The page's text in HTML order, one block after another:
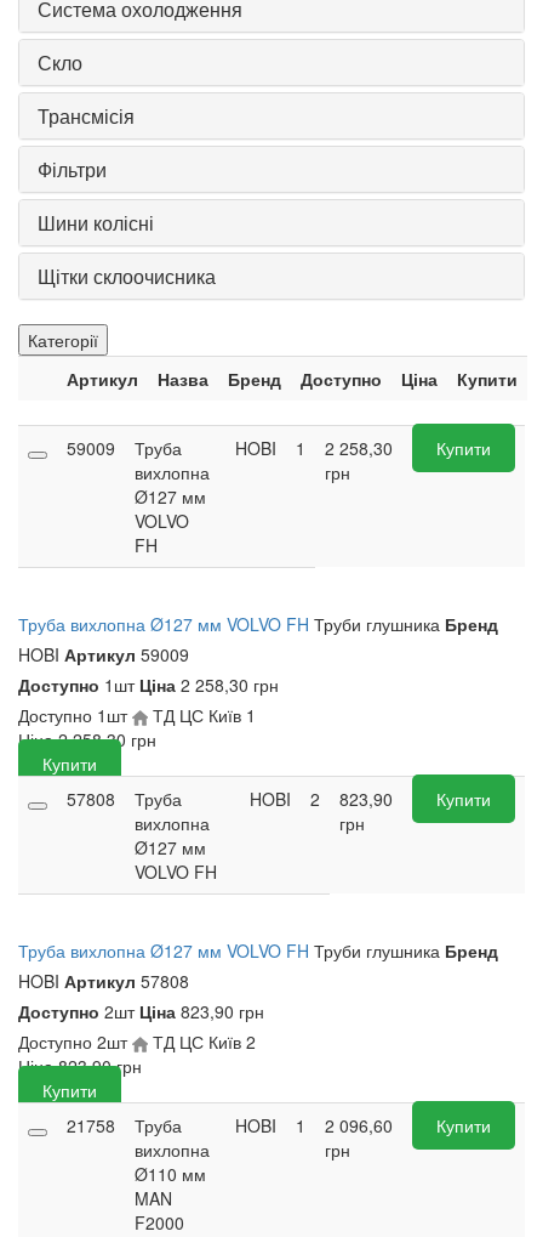
Система охолодження
Скло
Трансмісія
Фільтри
Шини колісні
Щітки склоочисника
Категорії
Артикул
Назва Бренд Доступно Ціна Купити
59009
Труба
вихлопна
Ø127 мм
VOLVO
FH
HOBI 1
2 258,30
грн
Купити
Труба вихлопна Ø127 мм VOLVO FH Труби глушника Бренд
HOBI Артикул 59009
Доступно 1шт Ціна 2 258,30 грн
Доступно 1шт ТД ЦС Київ 1
Ціна 2 258,30 грн
Купити
57808
Труба
вихлопна
Ø127 мм
VOLVO FH
HOBI 2
823,90
грн
Купити
Труба вихлопна Ø127 мм VOLVO FH Труби глушника Бренд
HOBI Артикул 57808
Доступно 2шт Ціна 823,90 грн
Доступно 2шт ТД ЦС Київ 2
Ціна 823,90грн
Купити
21758
Труба
вихлопна
Ø110 мм
MAN
F2000
HOBI 1
2 096,60
грн
Купити